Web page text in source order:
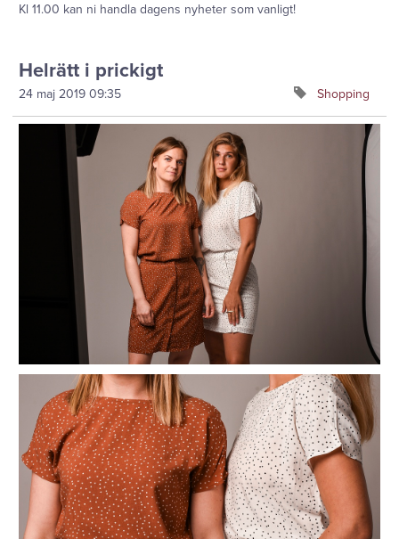
Kl 11.00 kan ni handla dagens nyheter som vanligt!
Helrätt i prickigt
24 maj 2019 09:35 Shopping